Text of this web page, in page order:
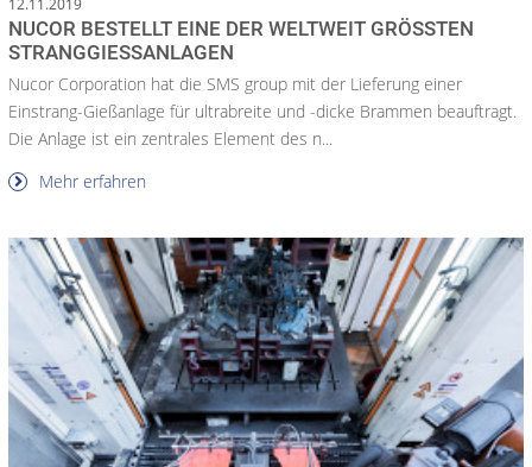
12.11.2019
NUCOR BESTELLT EINE DER WELTWEIT GRÖSSTEN S
TRANGGIESSANLAGEN
Nucor Corporation hat die SMS group mit der Lieferung einer
Einstrang-Gießanlage für ultrabreite und -dicke Brammen beauftragt.
Die Anlage ist ein zentrales Element des n...
Mehr erfahren